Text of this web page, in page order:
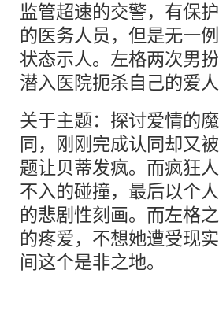
监管超速的交警，有保
的医务人员，但是无一
状态示人。左格两次男
潜入医院扼杀自己的爱
关于主题：探讨爱情的
同，刚刚完成认同却又
题让贝蒂发疯。而疯狂
不入的碰撞，最后以个
的悲剧性刻画。而左格
的疼爱，不想她遭受现
间这个是非之地。